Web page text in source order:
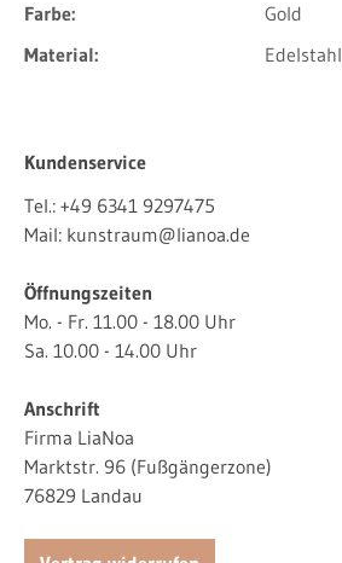
Farbe:
Gold
Material:
Edelstahl
Kundenservice
Tel.: +49 6341 9297475
Mail: kunstraum@lianoa.de
Öffnungszeiten
Mo. - Fr. 11.00 - 18.00 Uhr
Sa. 10.00 - 14.00 Uhr
Anschrift
Firma LiaNoa
Marktstr. 96 (Fußgängerzone)
76829 Landau